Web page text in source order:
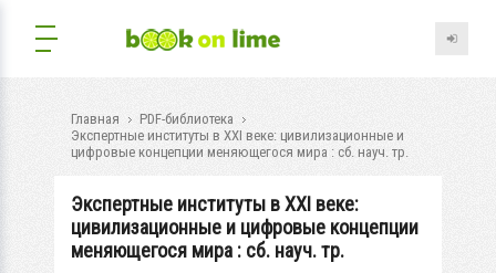
Главная
PDF-библиотека
Экспертные институты в XXI веке: цивилизационные и
цифровые концепции меняющегося мира : сб. науч. тр.
Экспертные институты в XXI веке:
цивилизационные и цифровые концепции
меняющегося мира : сб. науч. тр.